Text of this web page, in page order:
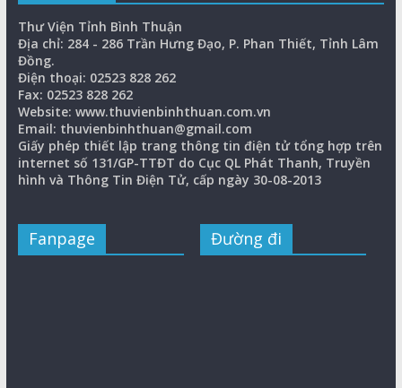
Thư Viện Tỉnh Bình Thuận
Địa chỉ: 284 - 286 Trần Hưng Đạo, P. Phan Thiết, Tỉnh Lâm
Đồng.
Điện thoại: 02523 828 262
Fax: 02523 828 262
Website: www.thuvienbinhthuan.com.vn
Email: thuvienbinhthuan@gmail.com
Giấy phép thiết lập trang thông tin điện tử tổng hợp trên
internet số 131/GP-TTĐT do Cục QL Phát Thanh, Truyền
hình và Thông Tin Điện Tử, cấp ngày 30-08-2013
Fanpage Đường đi